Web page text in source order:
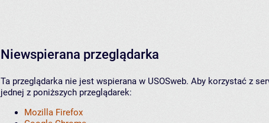
Niewspierana przeglądarka
Ta przeglądarka nie jest wspierana w USOSweb. Aby korzystać z
jednej z poniższych przeglądarek:
Mozilla Firefox